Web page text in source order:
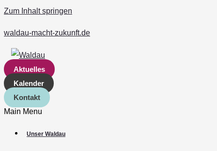
Zum Inhalt springen
waldau-macht-zukunft.de
Aktuelles
Kalender
Kontakt
Main Menu
Unser Waldau